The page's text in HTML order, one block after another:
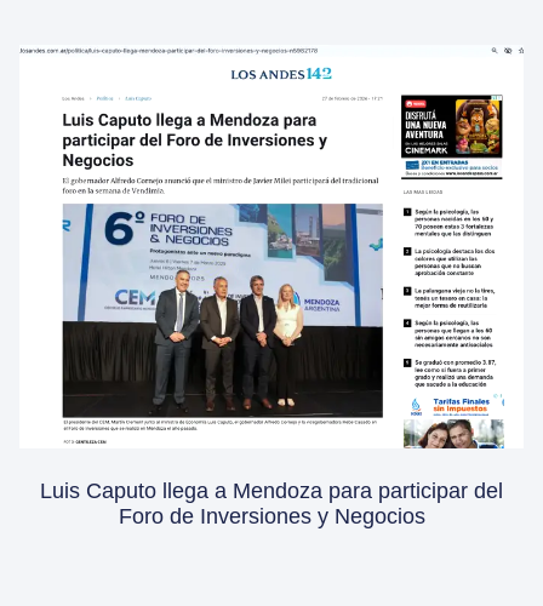
Luis Caputo llega a Mendoza para participar del
Foro de Inversiones y Negocios